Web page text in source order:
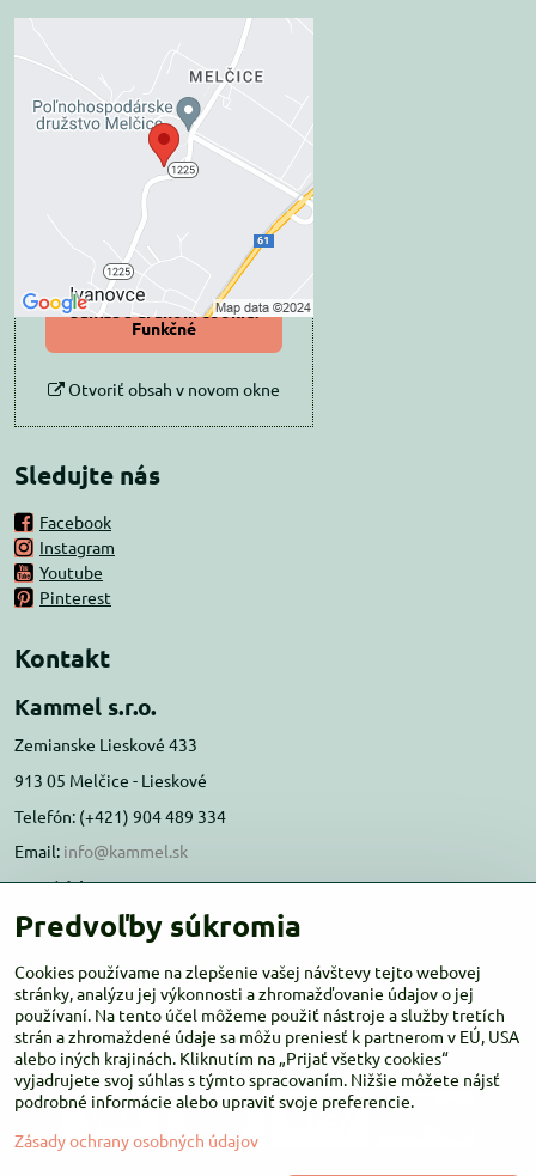
Externý obsah je
blokovaný Voľbami
súkromia
Prajete si načítať externý obsah?
Povoliť tentokrát
Povoliť a zapamätať -
súhlas s druhom cookie:
Funkčné
Otvoriť obsah v novom okne
Sledujte nás
Facebook
Instagram
Youtube
Pinterest
Kontakt
Kammel s.r.o.
Zemianske Lieskové 433
913 05 Melčice - Lieskové
Telefón: (+421) 904 489 334
Email: info@kammel.sk
Prevádzka:
Administratívna budova PD Melčice
Otváracie hodiny:PO-ŠT 8:00 - 16:00
PIA-NE Zatvorené
Predvoľby súkromia
Cookies používame na zlepšenie vašej návštevy tejto webovej
stránky, analýzu jej výkonnosti a zhromažďovanie údajov o jej
používaní. Na tento účel môžeme použiť nástroje a služby tretích
strán a zhromaždené údaje sa môžu preniesť k partnerom v EÚ, USA
alebo iných krajinách. Kliknutím na „Prijať všetky cookies“
vyjadrujete svoj súhlas s týmto spracovaním. Nižšie môžete nájsť
podrobné informácie alebo upraviť svoje preferencie.
Zásady ochrany osobných údajov